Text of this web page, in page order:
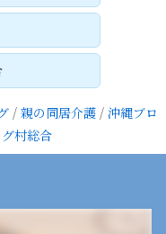
/ 親の同居介護 / 沖縄ブロ
村総合